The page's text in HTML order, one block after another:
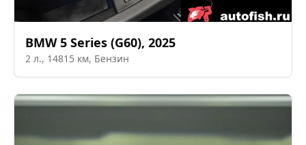
BMW 5 Series (G60), 2025
2 л., 14815 км, Бензин